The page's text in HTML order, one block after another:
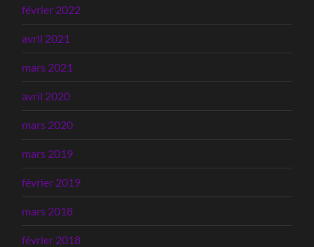
février 2022
avril 2021
mars 2021
avril 2020
mars 2020
mars 2019
février 2019
mars 2018
février 2018